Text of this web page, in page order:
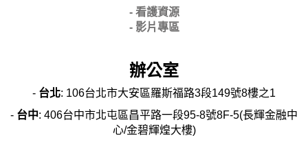
- 看護資源
- 影片專區
辦公室
- 台北: 106台北市大安區羅斯福路3段149號8樓之1
- 台中: 406台中市北屯區昌平路一段95-8號8F-5(長輝金融中
心/金碧輝煌大樓)